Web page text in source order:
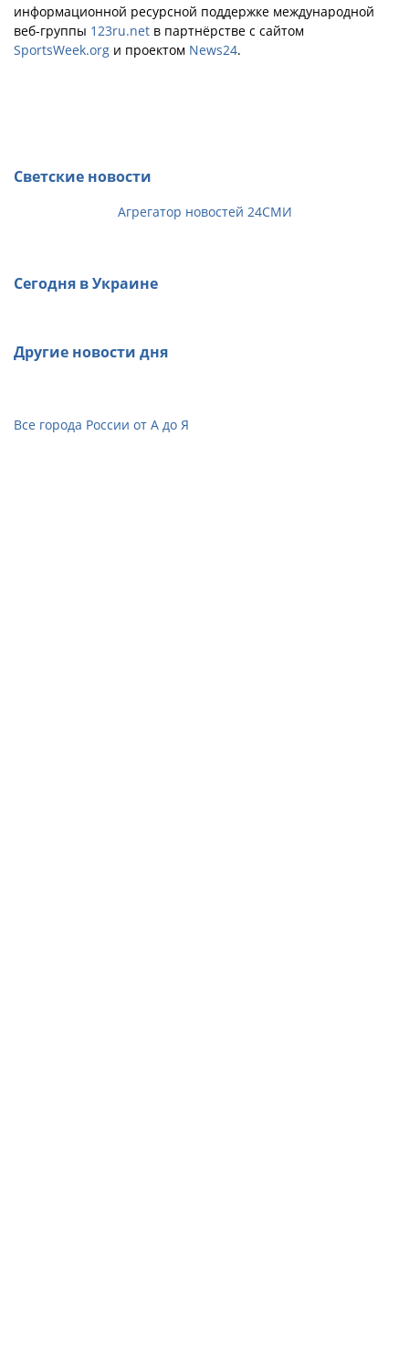
информационной ресурсной поддержке международной
веб-группы 123ru.net в партнёрстве с сайтом
SportsWeek.org и проектом News24.
Светские новости
Агрегатор новостей 24СМИ
Сегодня в Украине
Другие новости дня
Все города России от А до Я